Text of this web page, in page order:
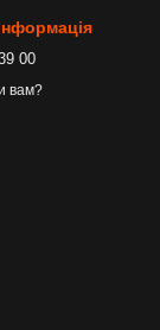
00
вам?